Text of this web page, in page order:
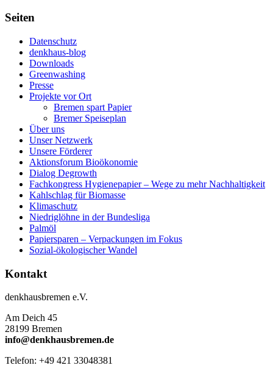
Seiten
Datenschutz
denkhaus-blog
Downloads
Greenwashing
Presse
Projekte vor Ort
Bremen spart Papier
Bremer Speiseplan
Über uns
Unser Netzwerk
Unsere Förderer
Aktionsforum Bioökonomie
Dialog Degrowth
Fachkongress Hygienepapier – Wege zu mehr Nachhaltigkeit
Kahlschlag für Biomasse
Klimaschutz
Niedriglöhne in der Bundesliga
Palmöl
Papiersparen – Verpackungen im Fokus
Sozial-ökologischer Wandel
Kontakt
denkhausbremen e.V.
Am Deich 45
28199 Bremen
info@denkhausbremen.de
Telefon: +49 421 33048381